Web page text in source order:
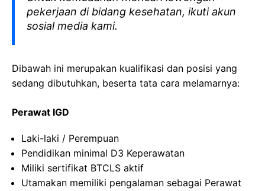
pekerjaan di bidang kesehatan, ikuti akun
sosial media kami.
Dibawah ini merupakan kualifikasi dan posisi yang
sedang dibutuhkan, beserta tata cara melamarnya:
Perawat IGD
Laki-laki / Perempuan
Pendidikan minimal D3 Keperawatan
Miliki sertifikat BTCLS aktif
Utamakan memiliki pengalaman sebagai Perawat